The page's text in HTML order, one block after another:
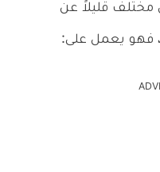
قليلاً عن
فهو يعمل على: